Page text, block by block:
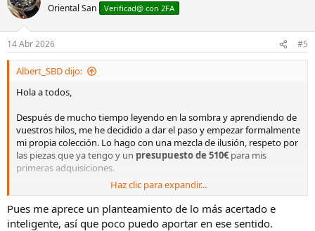
Oriental San Verificad@ con 2FA
14 Abr 2026 #5
Albert_SBD dijo:
Hola a todos,
Después de mucho tiempo leyendo en la sombra y aprendiendo de
vuestros hilos, me he decidido a dar el paso y empezar formalmente
mi propia colección. Lo hago con una mezcla de ilusión, respeto por
las piezas que ya tengo y un presupuesto de 510€ para mis
primeras adquisiciones.
Antes de hablar de las compras, quería compartir la base de mi caja,
que son tres piezas que me ha cedido mi padre y que tienen un
valor sentimental incalculable para mí:
Haz clic para expandir...
Pues me aprece un planteamiento de lo más acertado e
inteligente, así que poco puedo aportar en ese sentido.